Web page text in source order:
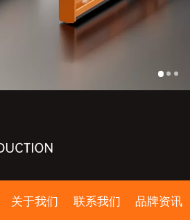
关于我们 联系我们 品牌资讯